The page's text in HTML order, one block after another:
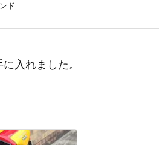
ド
入れました。